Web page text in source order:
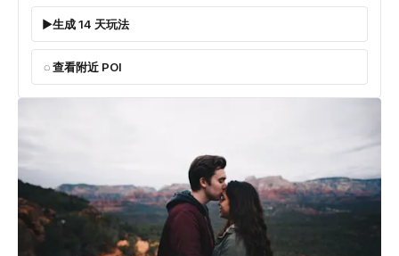
生成 14 天玩法
查看附近 POI